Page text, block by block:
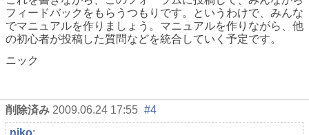
フィードバックをもらうつもりです。というわけで、みんな
でマニュアルを作りましょう。マニュアルを作りながら、他
の初心者が投稿した質問などを統合していく予定です。
ニック
削除済み 2009.06.24 17:55 #4